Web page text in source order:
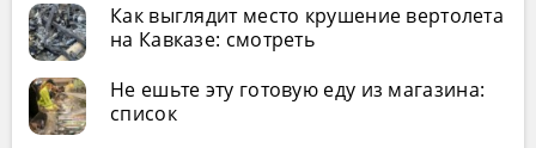
Как выглядит место крушение вертолета
на Кавказе: смотреть
Не ешьте эту готовую еду из магазина:
список